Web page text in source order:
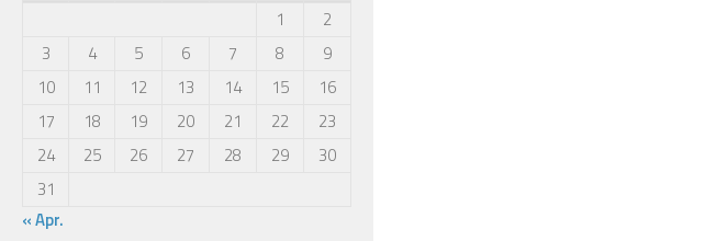
1
2
3
4 5 6 7 8
9
10
11 12 13 14 15
16
17
18 19 20 21 22
23
24
25 26 27 28 29
30
31
« Apr.